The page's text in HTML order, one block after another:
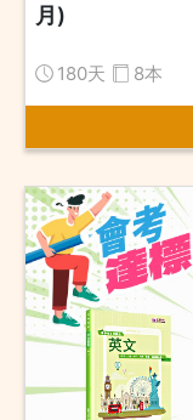
月)
180天 8本